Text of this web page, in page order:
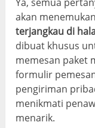
akan
terjangkau di
dibuat khusus
memesan paket
formulir
pengiriman
menikmati
menarik.